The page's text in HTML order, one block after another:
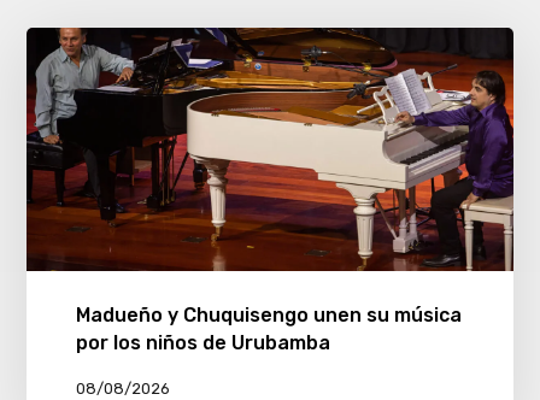
Madueño y Chuquisengo unen su música
por los niños de Urubamba
08/08/2026